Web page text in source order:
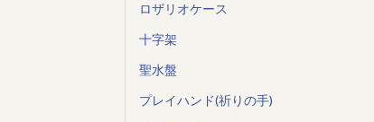
ロザリオケース
十字架
聖水盤
プレイハンド(祈りの手)